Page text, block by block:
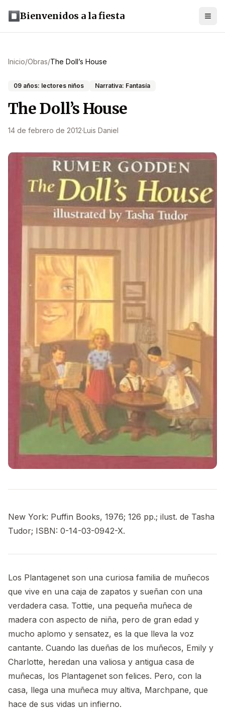
Bienvenidos a la fiesta
Inicio/Obras/The Doll’s House
09 años: lectores niños Narrativa: Fantasía
The Doll’s House
14 de febrero de 2012·Luis Daniel
New York: Puffin Books, 1976; 126 pp.; ilust. de Tasha
Tudor; ISBN: 0-14-03-0942-X.
Los Plantagenet son una curiosa familia de muñecos
que vive en una caja de zapatos y sueñan con una
verdadera casa. Tottie, una pequeña muñeca de
madera con aspecto de niña, pero de gran edad y
mucho aplomo y sensatez, es la que lleva la voz
cantante. Cuando las dueñas de los muñecos, Emily y
Charlotte, heredan una valiosa y antigua casa de
muñecas, los Plantagenet son felices. Pero, con la
casa, llega una muñeca muy altiva, Marchpane, que
hace de sus vidas un infierno.